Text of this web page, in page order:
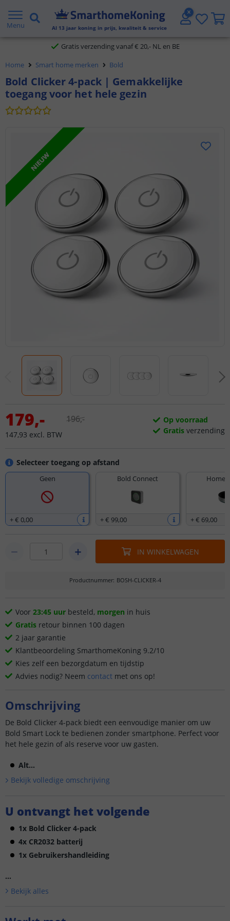
Menu Al 13 jaar koning in prijs, kwaliteit & service
2 jaar garantie
Gratis verzending vanaf € 20,- NL en BE
Klantbeoordeling 9.1
Voor 23:45 uur besteld,morgen in huis
Home Smart home merken Bold
Bold Clicker 4-pack | Gemakkelijke
toegang voor het hele gezin
NIEUW
Selecteer toegang op afstand
Geen
+€ 0,00
Bold Connect
+€ 99,00 +€ 69,00
179,-
147,93 excl. BTW
196,-
Op voorraad
Gratis verzending
IN WINKELWAGEN
Productnummer: BOSH-CLICKER-4
Voor 23:45 uur besteld, morgen in huis
Gratis retour binnen 100 dagen
2 jaar garantie
Klantbeoordeling SmarthomeKoning 9.2/10
Kies zelf een bezorgdatum en tijdstip
Advies nodig? Neem contact met ons op!
Omschrijving
De Bold Clicker 4-pack biedt een eenvoudige manier om uw
Bold Smart Lock te bedienen zonder smartphone. Perfect voor
het hele gezin of als reserve voor uw gasten.
Alt...
Bekijk volledige omschrijving
U ontvangt het volgende
1x Bold Clicker 4-pack
4x CR2032 batterij
1x Gebruikershandleiding
...
Bekijk alles